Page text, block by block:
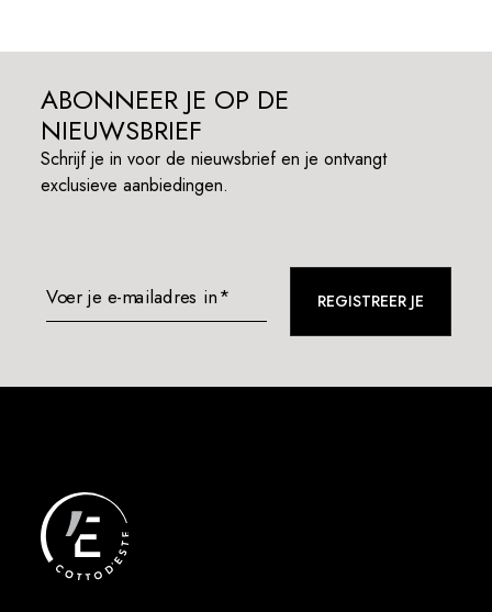
ABONNEER JE OP DE
NIEUWSBRIEF
Schrijf je in voor de nieuwsbrief en je ontvangt
exclusieve aanbiedingen.
Voer je e-mailadres in* REGISTREER JE